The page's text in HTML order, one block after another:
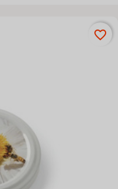
favorite_border